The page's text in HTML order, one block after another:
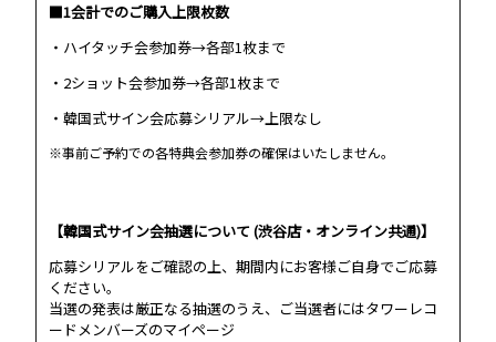
■1会計でのご購入上限枚数
・ハイタッチ会参加券→各部1枚まで
・2ショット会参加券→各部1枚まで
・韓国式サイン会応募シリアル→上限なし
※事前ご予約での各特典会参加券の確保はいたしません。
【韓国式サイン会抽選について (渋谷店・オンライン共通)】
応募シリアルをご確認の上、期間内にお客様ご自身でご応募
ください。
当選の発表は厳正なる抽選のうえ、ご当選者にはタワーレコ
ードメンバーズのマイページ